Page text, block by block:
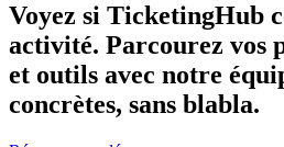
Voyez si TicketingHub
activité. Parcourez vos
et outils avec notre
concrètes, sans blabla.